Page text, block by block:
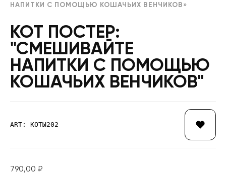
НАПИТКИ С ПОМОЩЬЮ КОШАЧЬИХ ВЕНЧИКОВ»
КОТ ПОСТЕР:
"СМЕШИВАЙТЕ
НАПИТКИ С ПОМОЩЬЮ
КОШАЧЬИХ ВЕНЧИКОВ"
ART: КОТЫ202
790,00 ₽